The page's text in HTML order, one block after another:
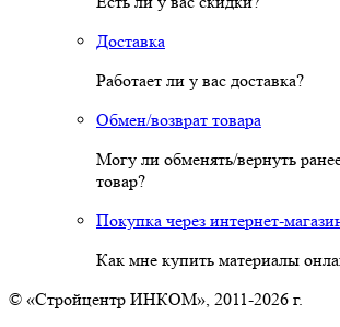
Доставка
Работает ли у вас доставка?
Обмен/возврат товара
Могу ли обменять/вернуть
товар?
Покупка через интернет-
Как мне купить материалы
© «Стройцентр ИНКОМ», 2011-2026 г.